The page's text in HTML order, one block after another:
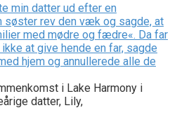
min datter ud efter en
søster rev den væk og sagde, at
med mødre og fædre«. Da far
at give hende en far, sagde
hjem og annullerede alle de
i Lake Harmony i
datter, Lily,